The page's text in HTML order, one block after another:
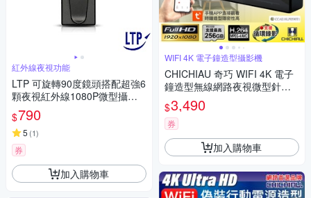
紅外線夜視功能
LTP 可旋轉90度鏡頭搭配超強6
顆夜視紅外線1080P微型攝影
機
$790
5 (1)
券
加入購物車
WIFI 4K 電子鐘造型攝影機
CHICHIAU 奇巧 WIFI 4K 電子
鐘造型無線網路夜視微型針孔
攝影機XA 影音記錄器
$3,490
券
加入購物車